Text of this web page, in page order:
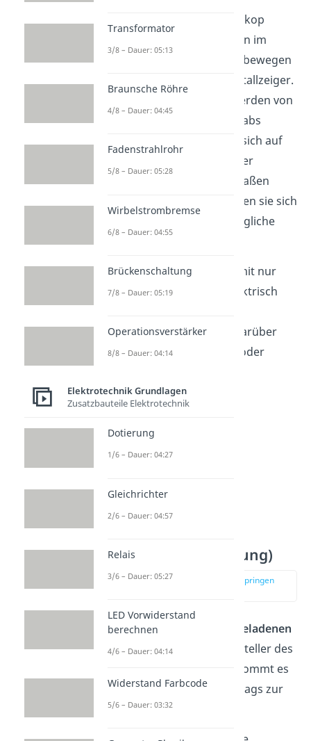
Die Elektronen im Elektroskop
werden von den Elektronen im
Glasstab abgestoßen und bewegen
sich zu Metallstab und Metallzeiger.
Die Protonen hingegen werden von
den Elektronen des Glasstabs
angezogen und bewegen sich auf
den Metallteller. Weil Träger
und Zeiger jetzt gleichermaßen
negativ geladen sind, stoßen sie sich
voneinander ab. Der bewegliche
Zeiger schlägt aus.
Beachteaber, dass du somit nur
weißt, dass das Objekt elektrisch
keinewirkliche Aussage darüber
treffen, ob es nun positiv oder
(Ladungsverschiebung)
zur Stelle im Video springen
Wenn du dich mit einem
geladenen
Gegenstandan den Metallteller des
Elektroskops annäherst, kommt es
im Zuge des Zeigerausschlags zur
sogenannten
Transformator
3/8 – Dauer: 05:13
Braunsche Röhre
4/8 – Dauer: 04:45
Fadenstrahlrohr
5/8 – Dauer: 05:28
Wirbelstrombremse
6/8 – Dauer: 04:55
Brückenschaltung
7/8 – Dauer: 05:19
Operationsverstärker
8/8 – Dauer: 04:14
Elektrotechnik Grundlagen
Zusatzbauteile Elektrotechnik
Dotierung
1/6 – Dauer: 04:27
Gleichrichter
2/6 – Dauer: 04:57
Relais
3/6 – Dauer: 05:27
LED Vorwiderstand
berechnen
4/6 – Dauer: 04:14
Widerstand Farbcode
5/6 – Dauer: 03:32